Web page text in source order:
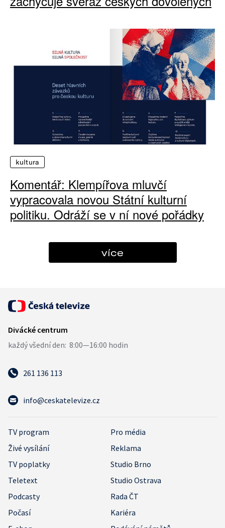
kultura
Komentář: Klempířova mluvčí
vypracovala novou Státní kulturní
politiku. Odráží se v ní nové pořádky
více
261 136 113
info@ceskatelevize.cz
TV program
Pro média
Živé vysílání
Reklama
TV poplatky
Studio Brno
Teletext
Studio Ostrava
Podcasty
Rada ČT
Počasí
Kariéra